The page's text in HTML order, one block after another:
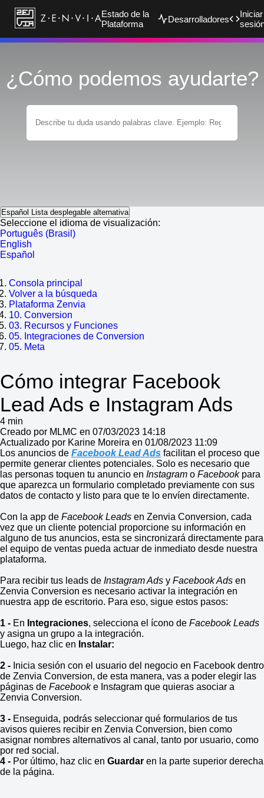
Estado de la
Plataforma
Desarrolladores
Iniciar
¿Cómo podemos ayudarte?
Español Lista desplegable alternativa
Seleccione el idioma de visualización:
Português (Brasil)
English
Español
Consola principal
Volver a la búsqueda
Plataforma Zenvia
10. Conversion
03. Recursos y Funciones
05. Integraciones de Conversion
05. Meta
Cómo integrar Facebook
Lead Ads e Instagram Ads
4 min
Creado por MLMC en 07/03/2023 14:18
Actualizado por Karine Moreira en 01/08/2023 11:09
Los anuncios de Facebook Lead Ads facilitan el proceso que
permite generar clientes potenciales. Solo es necesario que
las personas toquen tu anuncio en Instagram o Facebook para
que aparezca un formulario completado previamente con sus
datos de contacto y listo para que te lo envíen directamente.
Con la app de Facebook Leads en Zenvia Conversion, cada
vez que un cliente potencial proporcione su información en
alguno de tus anuncios, esta se sincronizará directamente para
el equipo de ventas pueda actuar de inmediato desde nuestra
plataforma.
Para recibir tus leads de Instagram Ads y Facebook Ads en
Zenvia Conversion es necesario activar la integración en
nuestra app de escritorio. Para eso, sigue estos pasos:
1 - En Integraciones, selecciona el ícono de Facebook Leads
y asigna un grupo a la integración.
Luego, haz clic en Instalar:
2 - Inicia sesión con el usuario del negocio en Facebook dentro
de Zenvia Conversion, de esta manera, vas a poder elegir las
páginas de Facebooke Instagram que quieras asociar a
Zenvia Conversion.
3 - Enseguida, podrás seleccionar qué formularios de tus
avisos quieres recibir en Zenvia Conversion, bien como
asignar nombres alternativos al canal, tanto por usuario, como
por red social.
4 - Por último, haz clic en Guardar en la parte superior derecha
de la página.